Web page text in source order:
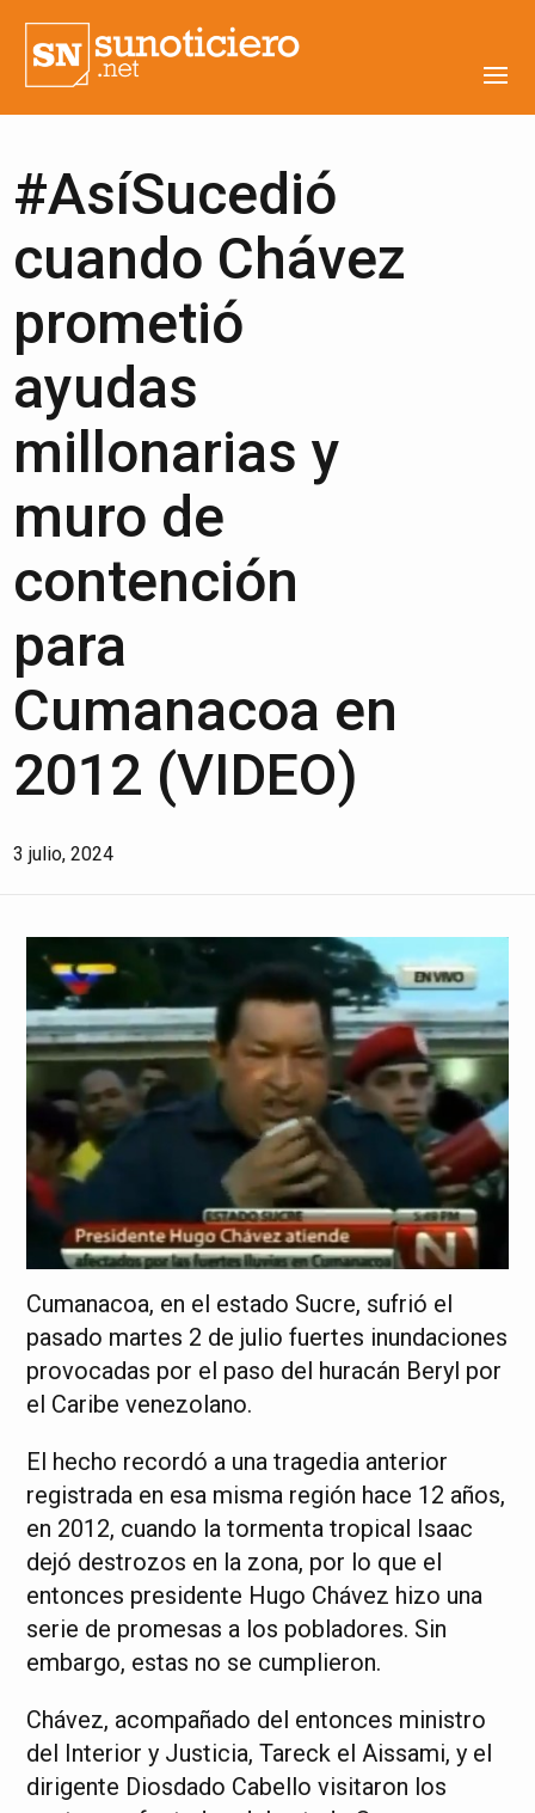
#AsíSucedió
cuando Chávez
prometió
ayudas
millonarias y
muro de
contención
para
Cumanacoa en
2012 (VIDEO)
3 julio, 2024
Cumanacoa, en el estado Sucre, sufrió el
pasado martes 2 de julio fuertes inundaciones
provocadas por el paso del huracán Beryl por
el Caribe venezolano.
El hecho recordó a una tragedia anterior
registrada en esa misma región hace 12 años,
en 2012, cuando la tormenta tropical Isaac
dejó destrozos en la zona, por lo que el
entonces presidente Hugo Chávez hizo una
serie de promesas a los pobladores. Sin
embargo, estas no se cumplieron.
Chávez, acompañado del entonces ministro
del Interior y Justicia, Tareck el Aissami, y el
dirigente Diosdado Cabello visitaron los